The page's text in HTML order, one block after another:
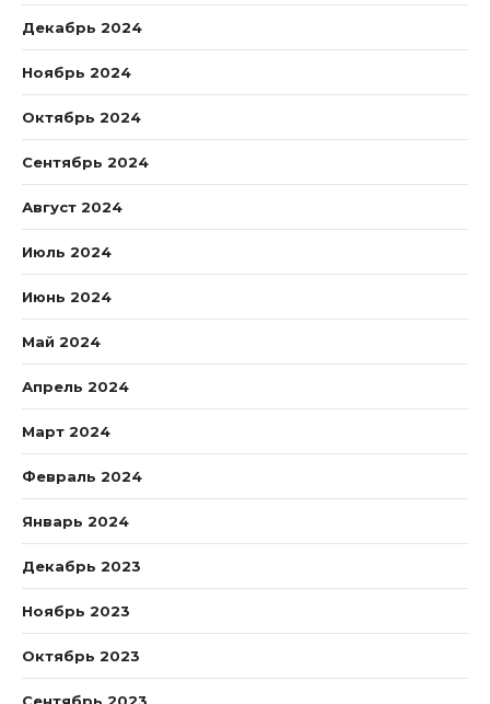
Декабрь 2024
Ноябрь 2024
Октябрь 2024
Сентябрь 2024
Август 2024
Июль 2024
Июнь 2024
Май 2024
Апрель 2024
Март 2024
Февраль 2024
Январь 2024
Декабрь 2023
Ноябрь 2023
Октябрь 2023